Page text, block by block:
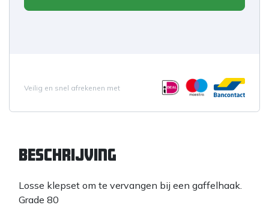
Veilig en snel afrekenen met
Beschrijving
Losse klepset om te vervangen bij een gaffelhaak.
Grade 80